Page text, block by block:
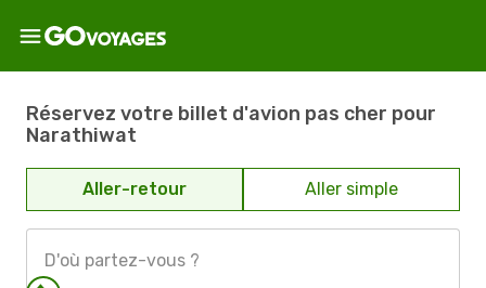
Réservez votre billet d'avion pas cher pour
Narathiwat
Aller-retour Aller simple
D'où partez-vous ?